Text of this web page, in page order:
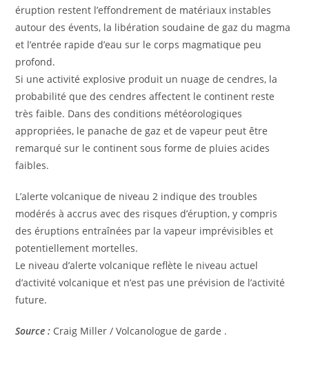
éruption restent l’effondrement de matériaux instables
autour des évents, la libération soudaine de gaz du magma
et l’entrée rapide d’eau sur le corps magmatique peu
profond.
Si une activité explosive produit un nuage de cendres, la
probabilité que des cendres affectent le continent reste
très faible. Dans des conditions météorologiques
appropriées, le panache de gaz et de vapeur peut être
remarqué sur le continent sous forme de pluies acides
faibles.
L’alerte volcanique de niveau 2 indique des troubles
modérés à accrus avec des risques d’éruption, y compris
des éruptions entraînées par la vapeur imprévisibles et
potentiellement mortelles.
Le niveau d’alerte volcanique reflète le niveau actuel
d’activité volcanique et n’est pas une prévision de l’activité
future.
Source : Craig Miller / Volcanologue de garde .